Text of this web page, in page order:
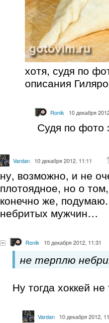
хотя, судя по
описания
Ronik 10 декабря
Судя по фото
Vardan 10 декабря 2012, 11:11
ну, возможно, и не
плотоядное, но о
конечно же,
небритых мужчин…
Ronik 10 декабря 2012, 11:31
не терплю
Ну тогда хоккей
Vardan 10 декабря 2012,